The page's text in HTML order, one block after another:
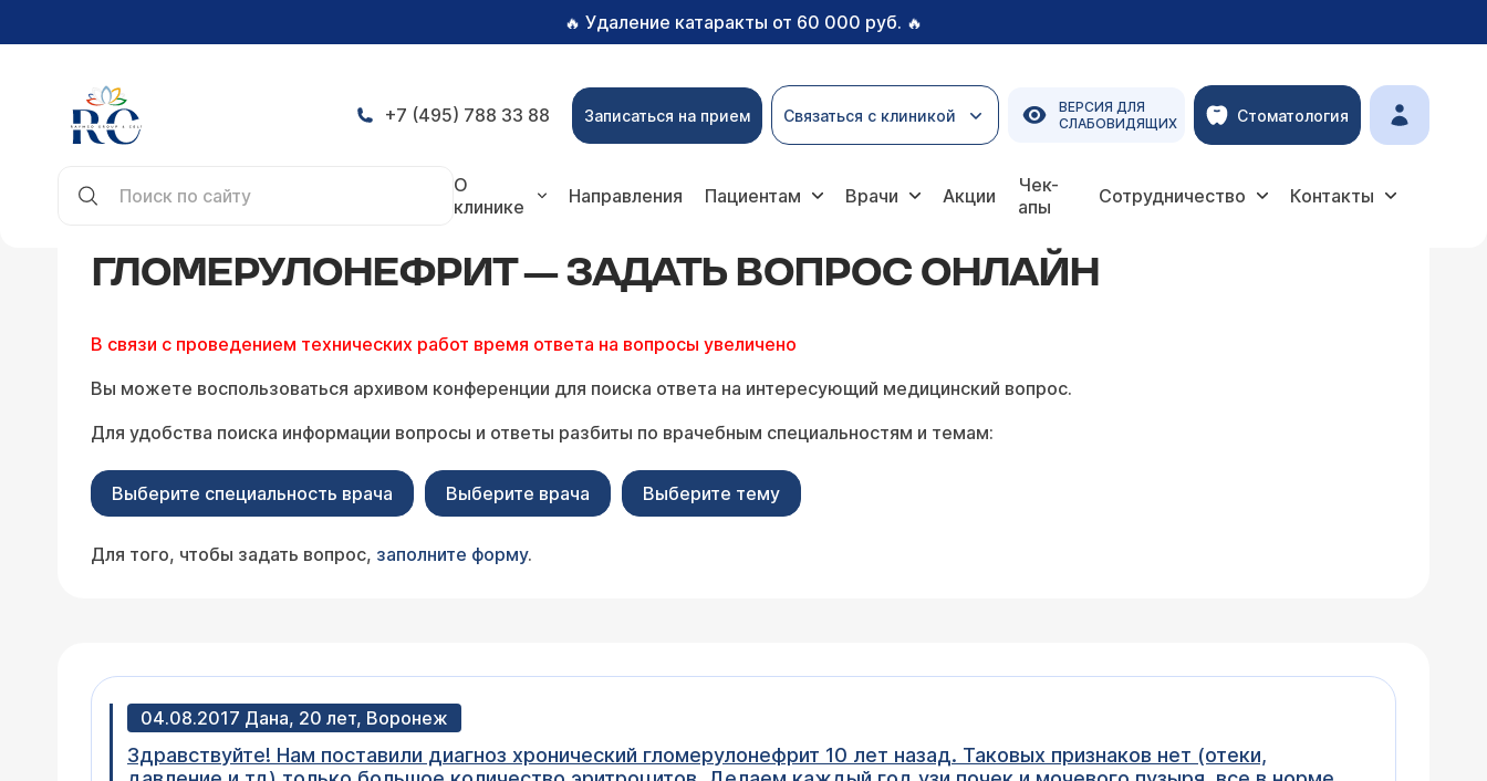
🔥 Удаление катаракты от 60 000 руб. 🔥
+7 (495) 788 33 88 Записаться на прием Связаться с клиникой
ВЕРСИЯ ДЛЯ
СЛАБОВИДЯЩИХ
Стоматология
О
клинике
Направления Пациентам Врачи Акции
Чек-
апы
Сотрудничество Контакты
ГЛОМЕРУЛОНЕФРИТ — ЗАДАТЬ ВОПРОС ОНЛАЙН
В связи с проведением технических работ время ответа на вопросы увеличено
Вы можете воспользоваться архивом конференции для поиска ответа на интересующий медицинский вопрос.
Для удобства поиска информации вопросы и ответы разбиты по врачебным специальностям и темам:
Выберите специальность врача Выберите врача Выберите тему
Для того, чтобы задать вопрос, заполните форму.
04.08.2017 Дана, 20 лет, Воронеж
Здравствуйте! Нам поставили диагноз хронический гломерулонефрит 10 лет назад. Таковых признаков нет (отеки,